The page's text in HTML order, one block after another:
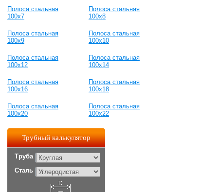
Полоса стальная
100x7
Полоса стальная
100x8
Полоса стальная
100x9
Полоса стальная
100x10
Полоса стальная
100x12
Полоса стальная
100x14
Полоса стальная
100x16
Полоса стальная
100x18
Полоса стальная
100x20
Полоса стальная
100x22
Трубный калькулятор
Труба
Сталь